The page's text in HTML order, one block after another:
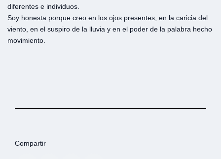
diferentes e individuos.
Soy honesta porque creo en los ojos presentes, en la caricia del
viento, en el suspiro de la lluvia y en el poder de la palabra hecho
movimiento.
Compartir